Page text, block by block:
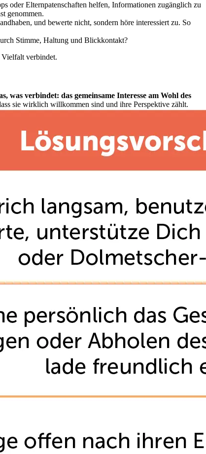
oder Elternpatenschaften helfen, Informationen zugänglich zu
genommen.
und bewerte nicht, sondern höre interessiert zu. So
Stimme, Haltung und Blickkontakt?
Vielfalt verbindet.
was verbindet: das gemeinsame Interesse am Wohl des
sie wirklich willkommen sind und ihre Perspektive zählt.